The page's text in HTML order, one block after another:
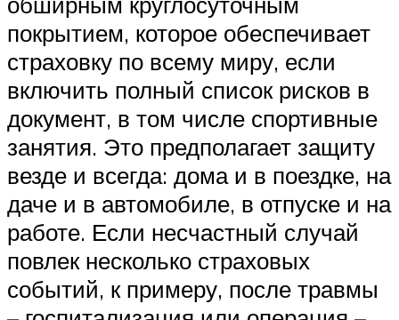
покрытием, которое обеспечивает
страховку по всему миру, если
включить полный список рисков в
документ, в том числе спортивные
занятия. Это предполагает защиту
везде и всегда: дома и в поездке, на
даче и в автомобиле, в отпуске и на
работе. Если несчастный случай
повлек несколько страховых
событий, к примеру, после травмы